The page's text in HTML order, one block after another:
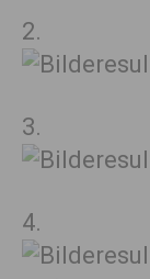
2.
3.
4.